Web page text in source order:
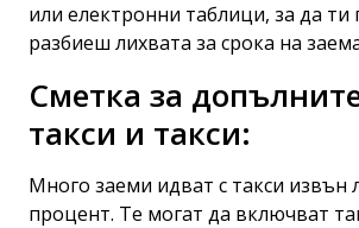
или електронни таблици, за да ти
разбиеш лихвата за срока на
Сметка за
такси и такси:
Много заеми идват с такси извън
процент. Те могат да включват